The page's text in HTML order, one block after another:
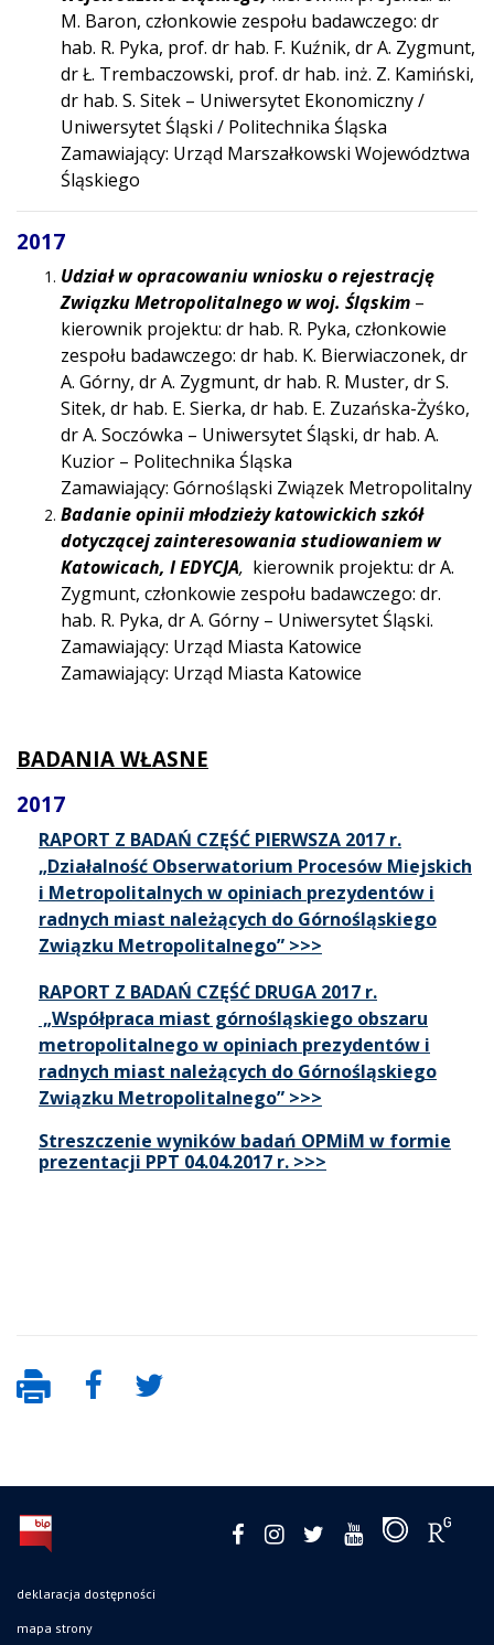
M. Baron, członkowie zespołu badawczego: dr
hab. R. Pyka, prof. dr hab. F. Kuźnik, dr A. Zygmunt,
dr Ł. Trembaczowski, prof. dr hab. inż. Z. Kamiński,
dr hab. S. Sitek – Uniwersytet Ekonomiczny /
Uniwersytet Śląski / Politechnika Śląska
Zamawiający: Urząd Marszałkowski Województwa
Śląskiego
2017
Udział w opracowaniu wniosku o rejestrację
Związku Metropolitalnego w woj. Śląskim –
kierownik projektu: dr hab. R. Pyka, członkowie
zespołu badawczego: dr hab. K. Bierwiaczonek, dr
A. Górny, dr A. Zygmunt, dr hab. R. Muster, dr S.
Sitek, dr hab. E. Sierka, dr hab. E. Zuzańska-Żyśko,
dr A. Soczówka – Uniwersytet Śląski, dr hab. A.
Kuzior – Politechnika Śląska
Zamawiający: Górnośląski Związek Metropolitalny
Badanie opinii młodzieży katowickich szkół
dotyczącej zainteresowania studiowaniem w
Katowicach, I EDYCJA, kierownik projektu: dr A.
Zygmunt, członkowie zespołu badawczego: dr.
hab. R. Pyka, dr A. Górny – Uniwersytet Śląski.
Zamawiający: Urząd Miasta Katowice
Zamawiający: Urząd Miasta Katowice
BADANIA WŁASNE
2017
RAPORT Z BADAŃ CZĘŚĆ PIERWSZA 2017 r.
„Działalność Obserwatorium Procesów Miejskich
i Metropolitalnych w opiniach prezydentów i
radnych miast należących do Górnośląskiego
Związku Metropolitalnego” >>>
RAPORT Z BADAŃ CZĘŚĆ DRUGA 2017 r.
„Współpraca miast górnośląskiego obszaru
metropolitalnego w opiniach prezydentów i
radnych miast należących do Górnośląskiego
Związku Metropolitalnego” >>>
Streszczenie wyników badań OPMiM w formie
prezentacji PPT 04.04.2017 r. >>>
deklaracja dostępności
mapa strony